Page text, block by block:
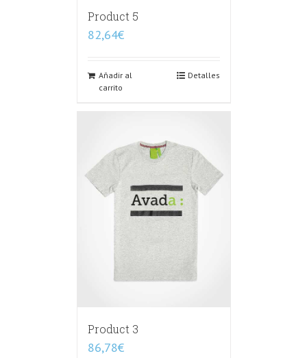
Product 5
82,64€
Añadir al
carrito
Detalles
Product 3
86,78€